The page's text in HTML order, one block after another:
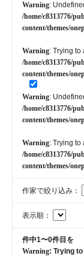
Warning:
/home/c8313776/
content/themes/
Warning: Trying to
/home/c8313776/
content/themes/
Warning:
/home/c8313776/
content/themes/
Warning: Trying to
/home/c8313776/
content/themes/
作家で絞り込み：
表示順：
件中1〜0件目を
Warning: Trying